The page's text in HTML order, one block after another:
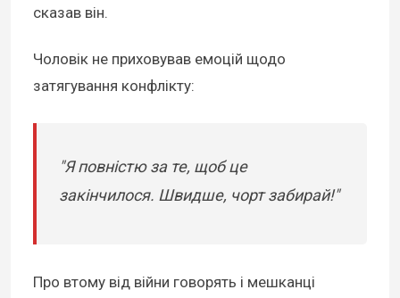
сказав він.
Чоловік не приховував емоцій щодо
затягування конфлікту:
"Я повністю за те, щоб це
закінчилося. Швидше, чорт забирай!"
Про втому від війни говорять і мешканці